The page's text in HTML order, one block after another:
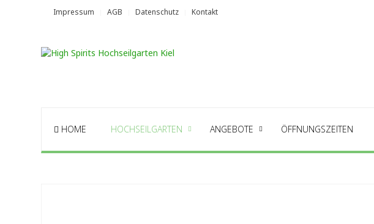
Impressum AGB Datenschutz Kontakt
HOME HOCHSEILGARTEN ANGEBOTE ÖFFNUNGSZEITEN